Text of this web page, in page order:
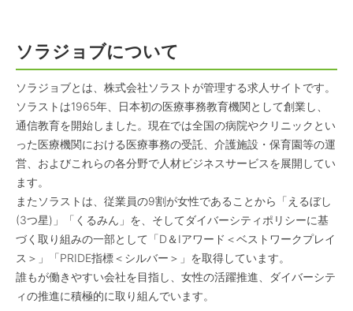
ソラジョブについて
ソラジョブとは、株式会社ソラストが管理する求人サイトです。
ソラストは1965年、日本初の医療事務教育機関として創業し、
通信教育を開始しました。現在では全国の病院やクリニックとい
った医療機関における医療事務の受託、介護施設・保育園等の運
営、およびこれらの各分野で人材ビジネスサービスを展開してい
ます。
またソラストは、従業員の9割が女性であることから「えるぼし
(3つ星)」「くるみん」を、そしてダイバーシティポリシーに基
づく取り組みの一部として「D＆Iアワード＜ベストワークプレイ
ス＞」「PRIDE指標＜シルバー＞」を取得しています。
誰もが働きやすい会社を目指し、女性の活躍推進、ダイバーシテ
ィの推進に積極的に取り組んでいます。